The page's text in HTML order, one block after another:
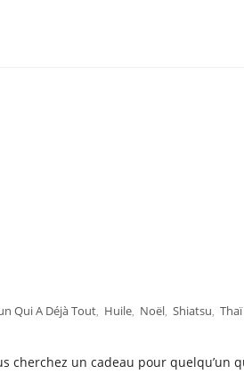
Qui A Déjà Tout Huile Noël Shiatsu Thaï
cherchez un cadeau pour quelqu’un